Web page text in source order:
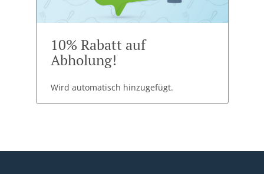
10% Rabatt auf
Abholung!
Wird automatisch hinzugefügt.